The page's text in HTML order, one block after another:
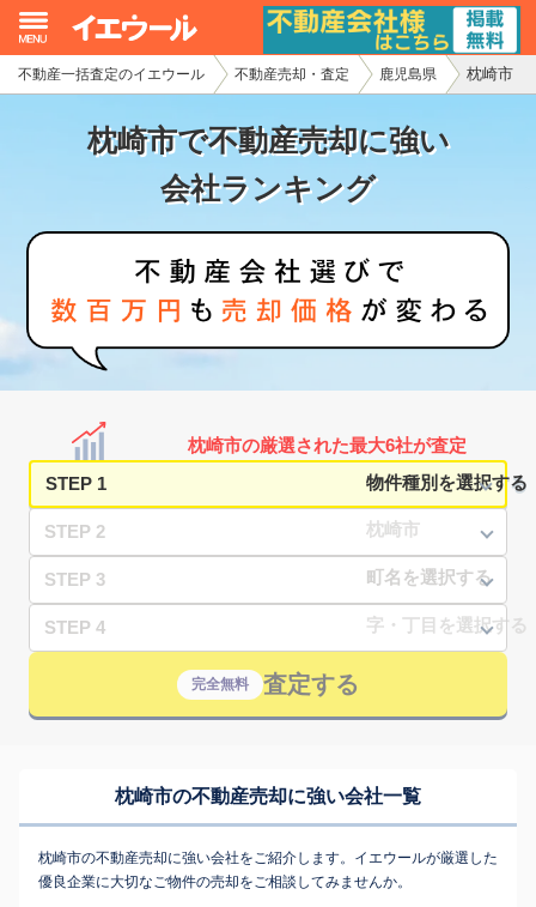
不動産一括査定のイエウール 不動産売却・査定 鹿児島県 枕崎市
枕崎市で不動産売却に強い
会社ランキング
枕崎市の厳選された最大6社が査定
STEP 1
STEP 2
STEP 3
STEP 4
完全無料 査定する
枕崎市の不動産売却に強い会社一覧
枕崎市の不動産売却に強い会社をご紹介します。イエウールが厳選した
優良企業に大切なご物件の売却をご相談してみませんか。
イエウール加盟希望の不動産会社様
初めての方へ
不動産の売却・一括査定
家査定シミュレーター
お問い合わせ